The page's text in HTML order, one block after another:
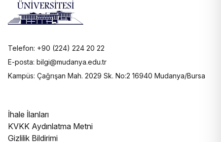
Telefon: +90 (224) 224 20 22
E-posta: bilgi@mudanya.edu.tr
Kampüs: Çağrışan Mah. 2029 Sk. No:2 16940 Mudanya/Bursa
İhale İlanları
KVKK Aydınlatma Metni
Gizlilik Bildirimi